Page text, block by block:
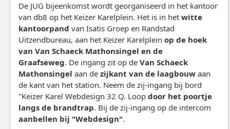
De JUG bijeenkomst wordt georganiseerd in het kantoor
van db8 op het Keizer Karelplein. Het is in het witte
kantoorpand van Isatis Groep en Randstad
Uitzendbureau, aan het Keizer Karelplein op de hoek
van Van Schaeck Mathonsingel en de
Graafseweg. De ingang zit op de Van Schaeck
Mathonsingel aan de zijkant van de laagbouw aan
de kant van het station. Neem de zij-ingang bij bord
"Keizer Karel Webdesign 32 Q. Loop door het poortje
langs de brandtrap. Bij de zij-ingang op de intercom
aanbellen bij "Webdesign".